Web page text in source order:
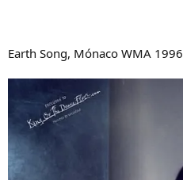
Earth Song, Mónaco WMA 1996